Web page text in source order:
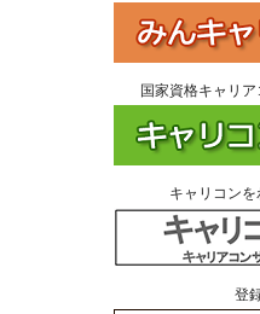
国家資格キャリ
キャリコン
登